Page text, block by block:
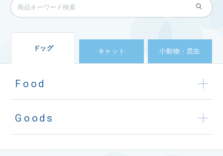
ドッグ キャット 小動物・昆虫
Food
Goods